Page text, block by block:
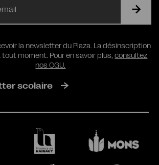
RGPD
la newsletter du Plaza. La désinscription
moment. Pour en savoir plus,consultez
nos CGU.
scolaire